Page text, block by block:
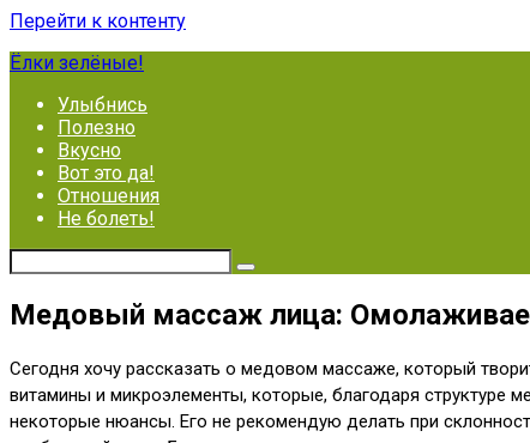
Перейти к контенту
Ёлки зелёные!
Улыбнись
Полезно
Вкусно
Вот это да!
Отношения
Не болеть!
Медовый массаж лица:
Сегодня хочу рассказать о медовом массаже, который
витамины и микроэлементы, которые, благодаря
некоторые нюансы. Его не рекомендую делать при